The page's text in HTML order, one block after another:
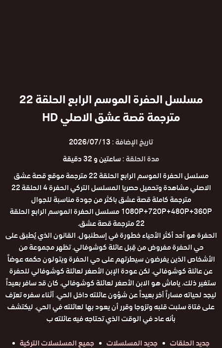
مسلسل الحفرة الموسم الرابع الحلقة 22
مترجمة قصة عشق الاصلي HD
تاريخ الإضافة :2026/07/13
مدة الحلقة :ساعتين و 32 دقيقة
مسلسل الحفرة الموسم الرابع الحلقة 22 مترجمة موقع قصة عشق
الاصلي مشاهدة وتحميل حصريا المسلسل التركي الحفرة 4 الحلقة 22
مترجمة كاملة قصة عشق باكثر من جودة مناسبة للجوال
1080P+720P+480P+360P مسلسل الحفرة الموسم الرابع الحلقة
22 مترجمة قصة عشق.
الحفرة هو أحد أكثر الأحياء خطورة في إسطنبول. القانون الذي يُطبق على
حي الحفرة مفروض من قِبل عائلة كوشوفالي. تظهر مجموعة من
الأشخاص الذين يفرضون سيطرتهم على حي الحفرة ويتولون حكمه عوضاً
عن عائلة كوشوفالي. لكن عودة الإبن الأصغر لعائلة كوشوفالي للحفرة
ستغير ذلك. ياماش هو الابن الأصغر لعائلة كوشوفالي. كان قد سافر بعيداً
ليجد لحياته مساراً أخر بعيداً عن شؤون عائلته داخل الحي. أثناء سفره تعرّف
على فتاة سلبت قلبه وتزوجا وقرر أن يعود بها لعائلته في الحي. ليكتشف
بأنه عاد في الوقت الذي تحتاجه فيه عائلته ب
جديد الحلقات
جديد المسلسلات جميع المسلسلات التركية